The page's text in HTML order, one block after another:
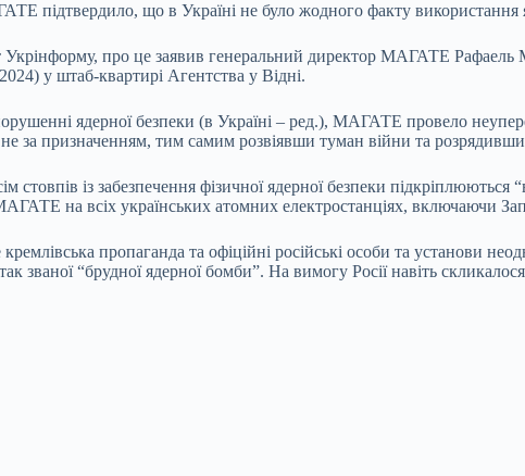
підтвердило, що в Україні не було жодного факту використання
Укрінформу, про це заявив генеральний директор МАГАТЕ Рафаель
у штаб-квартирі Агентства у Відні.
ядерної безпеки (в Україні – ред.), МАГАТЕ провело
за призначенням, тим самим розвіявши туман війни та
із забезпечення фізичної ядерної безпеки
на всіх українських атомних електростанціях, включаючи
пропаганда та офіційні російські особи та установи
званої “брудної ядерної бомби”. На вимогу Росії навіть